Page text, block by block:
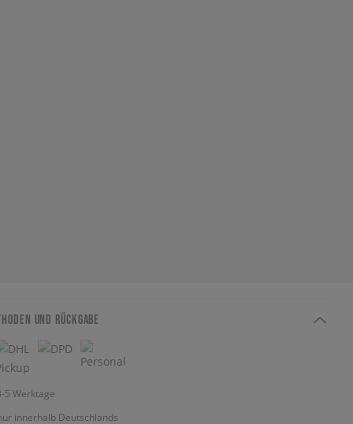
UND RÜCKGABE
5 Werktage
innerhalb Deutschlands